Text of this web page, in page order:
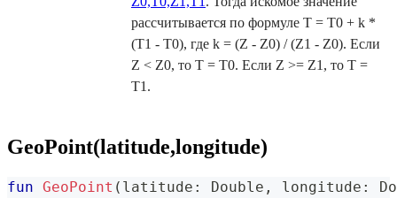
рассчитывается по формуле T = T0 + k *
(T1 - T0), где k = (Z - Z0) / (Z1 - Z0). Если
Z < Z0, то T = T0. Если Z >= Z1, то T =
T1.
GeoPoint(latitude,longitude)
fun GeoPoint ( latitude : Double , longitude :